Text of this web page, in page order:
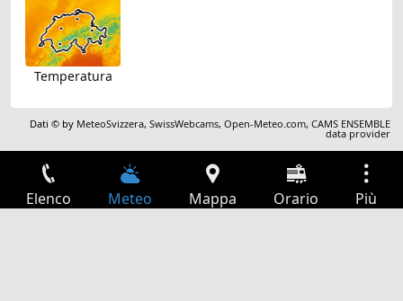
Temperatura
Dati © by MeteoSvizzera,SwissWebcams,Open-Meteo.com,CAMS ENSEMBLE
data provider
Elenco Meteo Mappa Orario Più